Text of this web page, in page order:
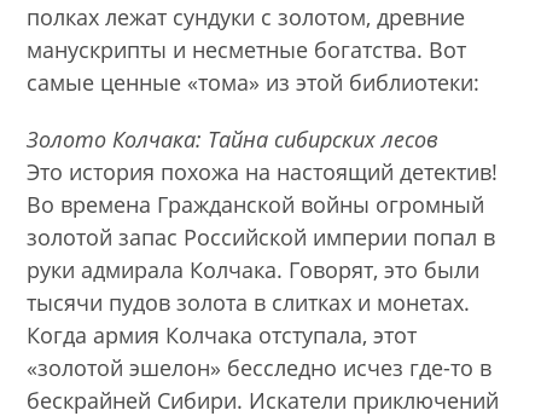
полках лежат сундуки с золотом, древние
манускрипты и несметные богатства. Вот
самые ценные «тома» из этой библиотеки:
Золото Колчака: Тайна сибирских лесов
Это история похожа на настоящий детектив!
Во времена Гражданской войны огромный
золотой запас Российской империи попал в
руки адмирала Колчака. Говорят, это были
тысячи пудов золота в слитках и монетах.
Когда армия Колчака отступала, этот
«золотой эшелон» бесследно исчез где-то в
бескрайней Сибири. Искатели приключений